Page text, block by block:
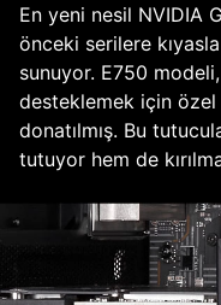
En yeni nesil NVIDIA
önceki serilere
sunuyor. E750
desteklemek için özel
donatılmış. Bu
tutuyor hem de